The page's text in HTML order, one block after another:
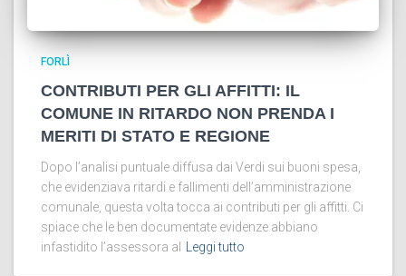
FORLÌ
CONTRIBUTI PER GLI AFFITTI: IL
COMUNE IN RITARDO NON PRENDA I
MERITI DI STATO E REGIONE
Dopo l’analisi puntuale diffusa dai Verdi sui buoni spesa,
che evidenziava ritardi e fallimenti dell’amministrazione
comunale, questa volta tocca ai contributi per gli affitti. Ci
spiace che le ben documentate evidenze abbiano
infastidito l’assessora al
Leggi tutto